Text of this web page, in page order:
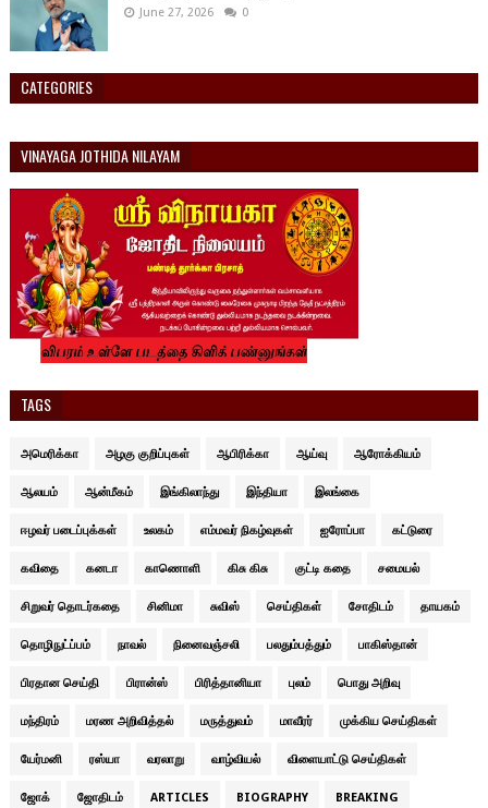
June 27, 2026 0
CATEGORIES
VINAYAGA JOTHIDA NILAYAM
TAGS
அமெரிக்கா அழகு குறிப்புகள் ஆபிரிக்கா ஆய்வு ஆரோக்கியம்
ஆலயம் ஆன்மீகம் இங்கிலாந்து இந்தியா இலங்கை
ஈழவர் படைப்புக்கள் உலகம் எம்மவர் நிகழ்வுகள் ஐரோப்பா கட்டுரை
கவிதை கனடா காணொளி கிசு கிசு குட்டி கதை சமையல்
சிறுவர் தொடர்கதை சினிமா சுவிஸ் செய்திகள் சோதிடம் தாயகம்
தொழிநுட்ப்பம் நாவல் நினைவஞ்சலி பலதும்பத்தும் பாகிஸ்தான்
பிரதான செய்தி பிரான்ஸ் பிரித்தானியா புலம் பொது அறிவு
மந்திரம் மரண அறிவித்தல் மருத்துவம் மாவீரர் முக்கிய செய்திகள்
யேர்மனி ரஸ்யா வரலாறு வாழ்வியல் விளையாட்டு செய்திகள்
ஜோக் ஜோதிடம் ARTICLES BIOGRAPHY BREAKING